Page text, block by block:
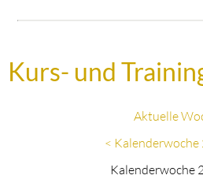
Kurs- und
Aktuelle
<
Kalenderwoche